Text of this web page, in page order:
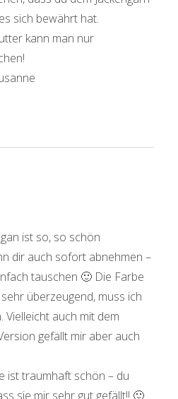
sich bewährt hat.
kann man nur
ist so, so schön
dir auch sofort abnehmen –
tauschen 🙂 Die Farbe
überzeugend, muss ich
auch mit dem
gefällt mir aber auch
ist traumhaft schön – du
sie mir sehr gut gefällt!! 🙂